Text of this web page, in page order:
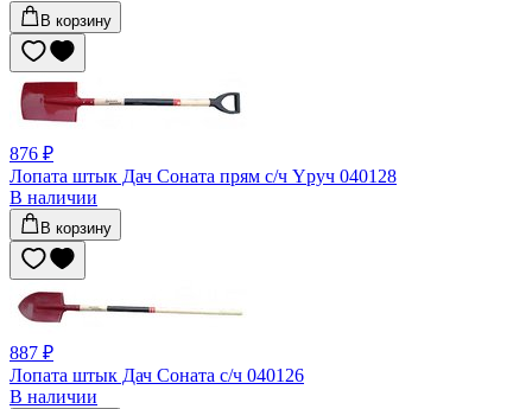
В корзину
876 ₽
Лопата штык Дач Соната прям с/ч Yруч 040128
В наличии
В корзину
887 ₽
Лопата штык Дач Соната с/ч 040126
В наличии